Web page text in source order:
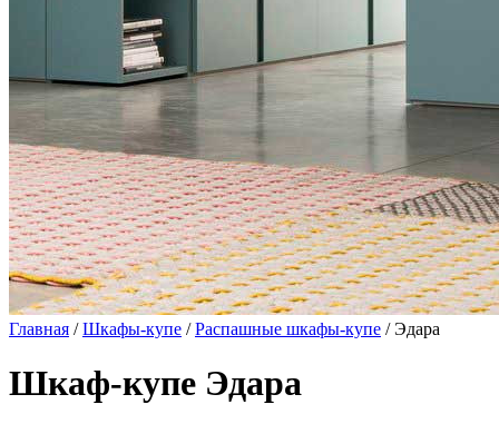
Главная /Шкафы-купе /Распашные шкафы-купе / Эдара
Шкаф-купе Эдара